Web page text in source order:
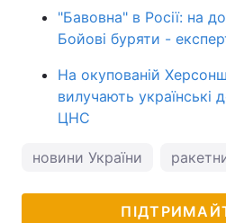
"Бавовна" в Росії: на
Бойові буряти -
На окупованій
вилучають українські
ЦНС
новини України